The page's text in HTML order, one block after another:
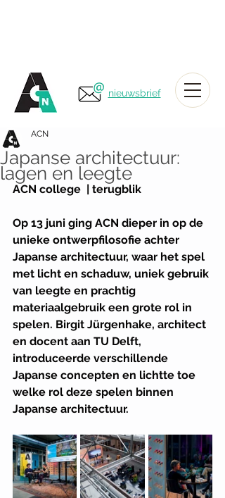
nieuwsbrief
Japanse architectuur:
lagen en leegte
ACN
ACN college  | terugblik
Op 13 juni ging ACN dieper in op de
unieke ontwerpfilosofie achter
Japanse architectuur, waar het spel
met licht en schaduw, uniek gebruik
van leegte en prachtig
materiaalgebruik een grote rol in
spelen. Birgit Jürgenhake, architect
en docent aan TU Delft,
introduceerde verschillende
Japanse concepten en lichtte toe
welke rol deze spelen binnen
Japanse architectuur.